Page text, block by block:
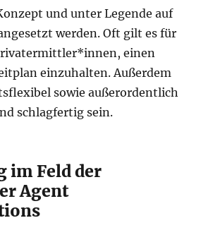
und unter Legende auf
werden. Oft gilt es für
einen
einzuhalten. Außerdem
sowie außerordentlich
schlagfertig sein.
im Feld der
Agent